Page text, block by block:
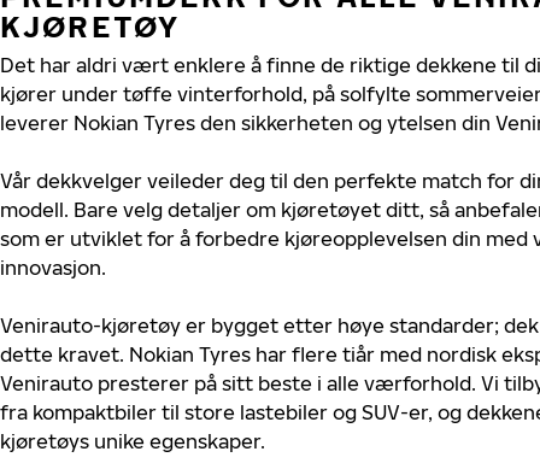
KJØRETØY
Det har aldri vært enklere å finne de riktige dekkene til
kjører under tøffe vinterforhold, på solfylte
leverer Nokian Tyres den sikkerheten og ytelsen din
Vår dekkvelger veileder deg til den perfekte match for
modell. Bare velg detaljer om kjøretøyet ditt, så
som er utviklet for å forbedre kjøreopplevelsen din med
innovasjon.
Venirauto-kjøretøy er bygget etter høye standarder;
dette kravet. Nokian Tyres har flere tiår med nordisk
Venirauto presterer på sitt beste i alle værforhold. Vi
fra kompaktbiler til store lastebiler og SUV-er, og
kjøretøys unike egenskaper.